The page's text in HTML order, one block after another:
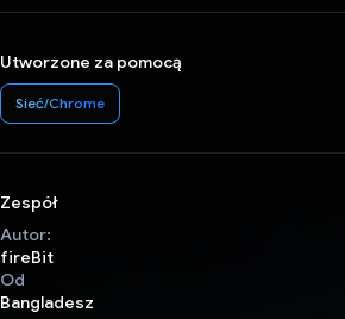
Utworzone za pomocą
Sieć/Chrome
Zespół
Autor:
fireBit
Od
Bangladesz